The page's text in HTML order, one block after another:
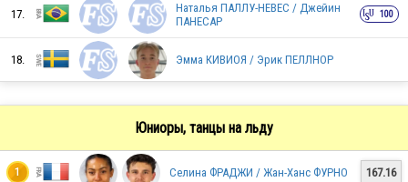
CYP
17.
Наталья ПАЛЛУ-НЕВЕС / Джейин
ПАНЕСАР
100
18. Эмма КИВИОЯ / Эрик ПЕЛЛНОР
Юниоры, танцы на льду
1 Селина ФРАДЖИ / Жан-Ханс ФУРНО 167.16